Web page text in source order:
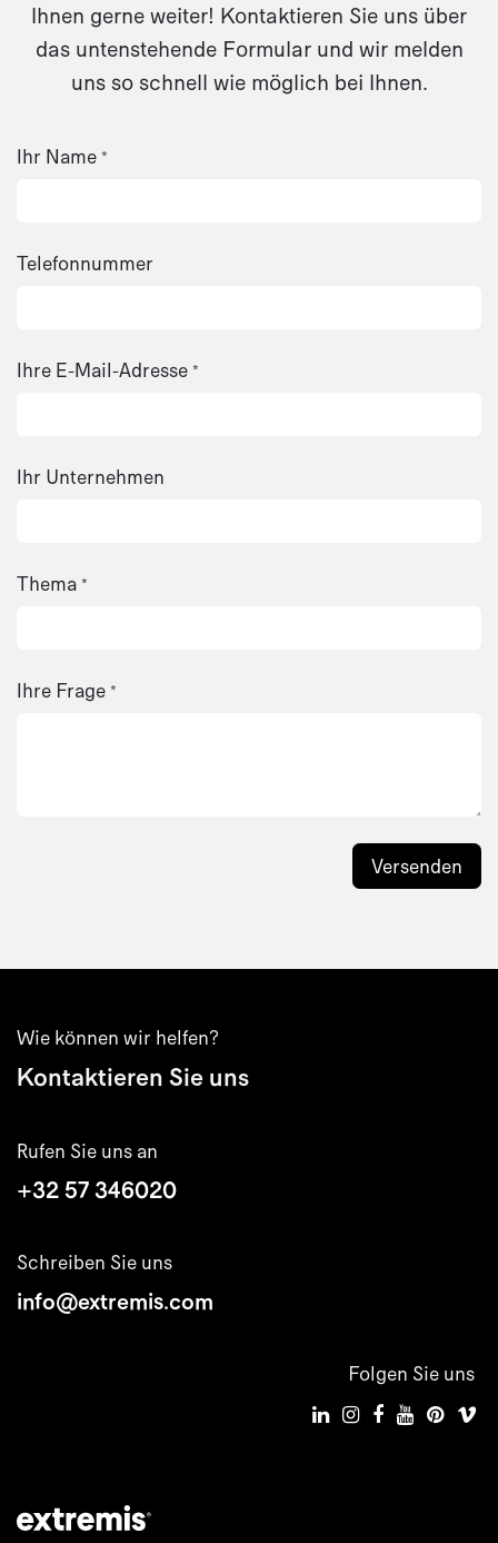
Ihnen gerne weiter! Kontaktieren Sie uns über
das untenstehende Formular und wir melden
uns so schnell wie möglich bei Ihnen.​
Ihr Name *
Telefonnummer
Ihre E-Mail-Adresse *
Ihr Unternehmen
Thema *
Ihre Frage *
Versenden
Wie können wir helfen?
Kontaktieren Sie uns
Rufen Sie uns an
+32 57 346020
Schreiben Sie uns
info@extremis.com
Folgen Sie uns